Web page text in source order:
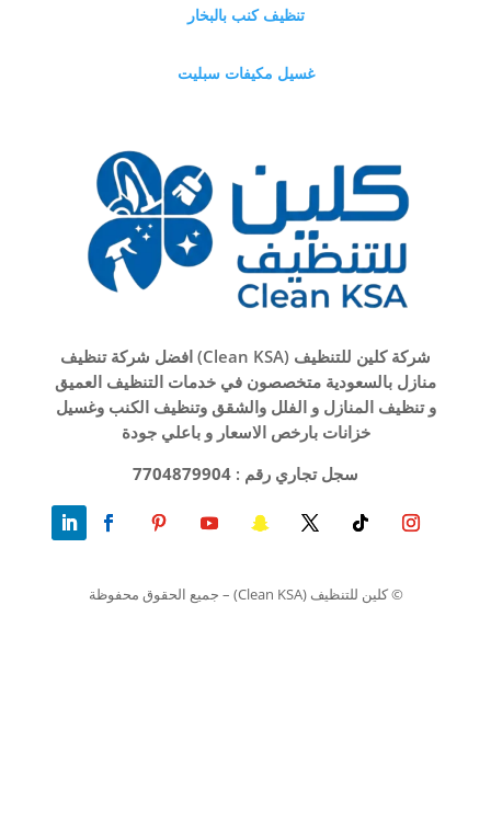
تنظيف كنب بالبخار
غسيل مكيفات سبليت
شركة كلين للتنظيف (Clean KSA) افضل شركة تنظيف
منازل بالسعودية متخصصون في خدمات التنظيف العميق
و تنظيف المنازل و الفلل والشقق وتنظيف الكنب وغسيل
خزانات بارخص الاسعار و باعلي جودة
سجل تجاري رقم : 7704879904
© كلين للتنظيف (Clean KSA) – جميع الحقوق محفوظة